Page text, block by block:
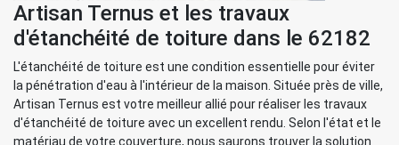
Artisan Ternus et les travaux
d'étanchéité de toiture dans le 62182
L'étanchéité de toiture est une condition essentielle pour éviter
la pénétration d'eau à l'intérieur de la maison. Située près de ville,
Artisan Ternus est votre meilleur allié pour réaliser les travaux
d'étanchéité de toiture avec un excellent rendu. Selon l'état et le
matériau de votre couverture, nous saurons trouver la solution